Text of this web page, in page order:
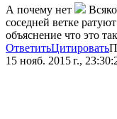
А почему нет
соседней ветке
объяснение что это
ОтветитьЦитировать
15 нояб. 2015 г.,